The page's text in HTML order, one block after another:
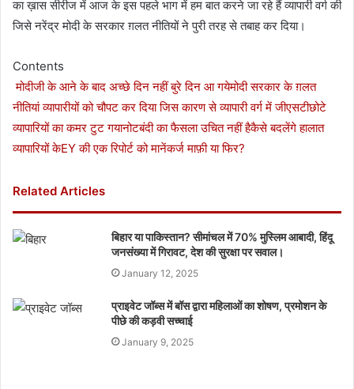
का ख़ास सीरीज में आज के इस पहले भाग में हम बात करने जा रहे हैं व्यापारी वर्ग की
जिसे नरेंद्र मोदी के सरकार ग़लत नीतियों ने पुरी तरह से तबाह कर दिया।
Contents
मोदीजी के आने के बाद अच्छे दिन नहीं बुरे दिन आ गयेमोदी सरकार के ग़लत
नीतियां व्यापारीयों को चौपट कर दियाजिस कारण से व्यापारी वर्ग में जीएसटीछोटे
व्यापारियों का कमर टुट गयानोटबंदी का फैसला उचित नहीं हैकैसे बदलेंगे हालात
व्यापारियों केEY की एक रिपोर्ट को मानेंकर्ज माफ़ी या फिर?
Related Articles
बिहार या पाकिस्तान? सीमांचल में 70% मुस्लिम आबादी, हिंदू
जनसंख्या में गिरावट, देश की सुरक्षा पर सवाल।
January 12, 2025
प्राइवेट जॉब्स में बॉस द्वारा महिलाओं का शोषण, प्रमोशन के
पीछे की कड़वी सच्चाई
January 9, 2025